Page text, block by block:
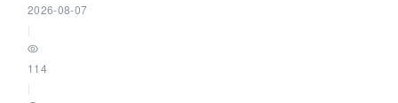
2026-08-07
114